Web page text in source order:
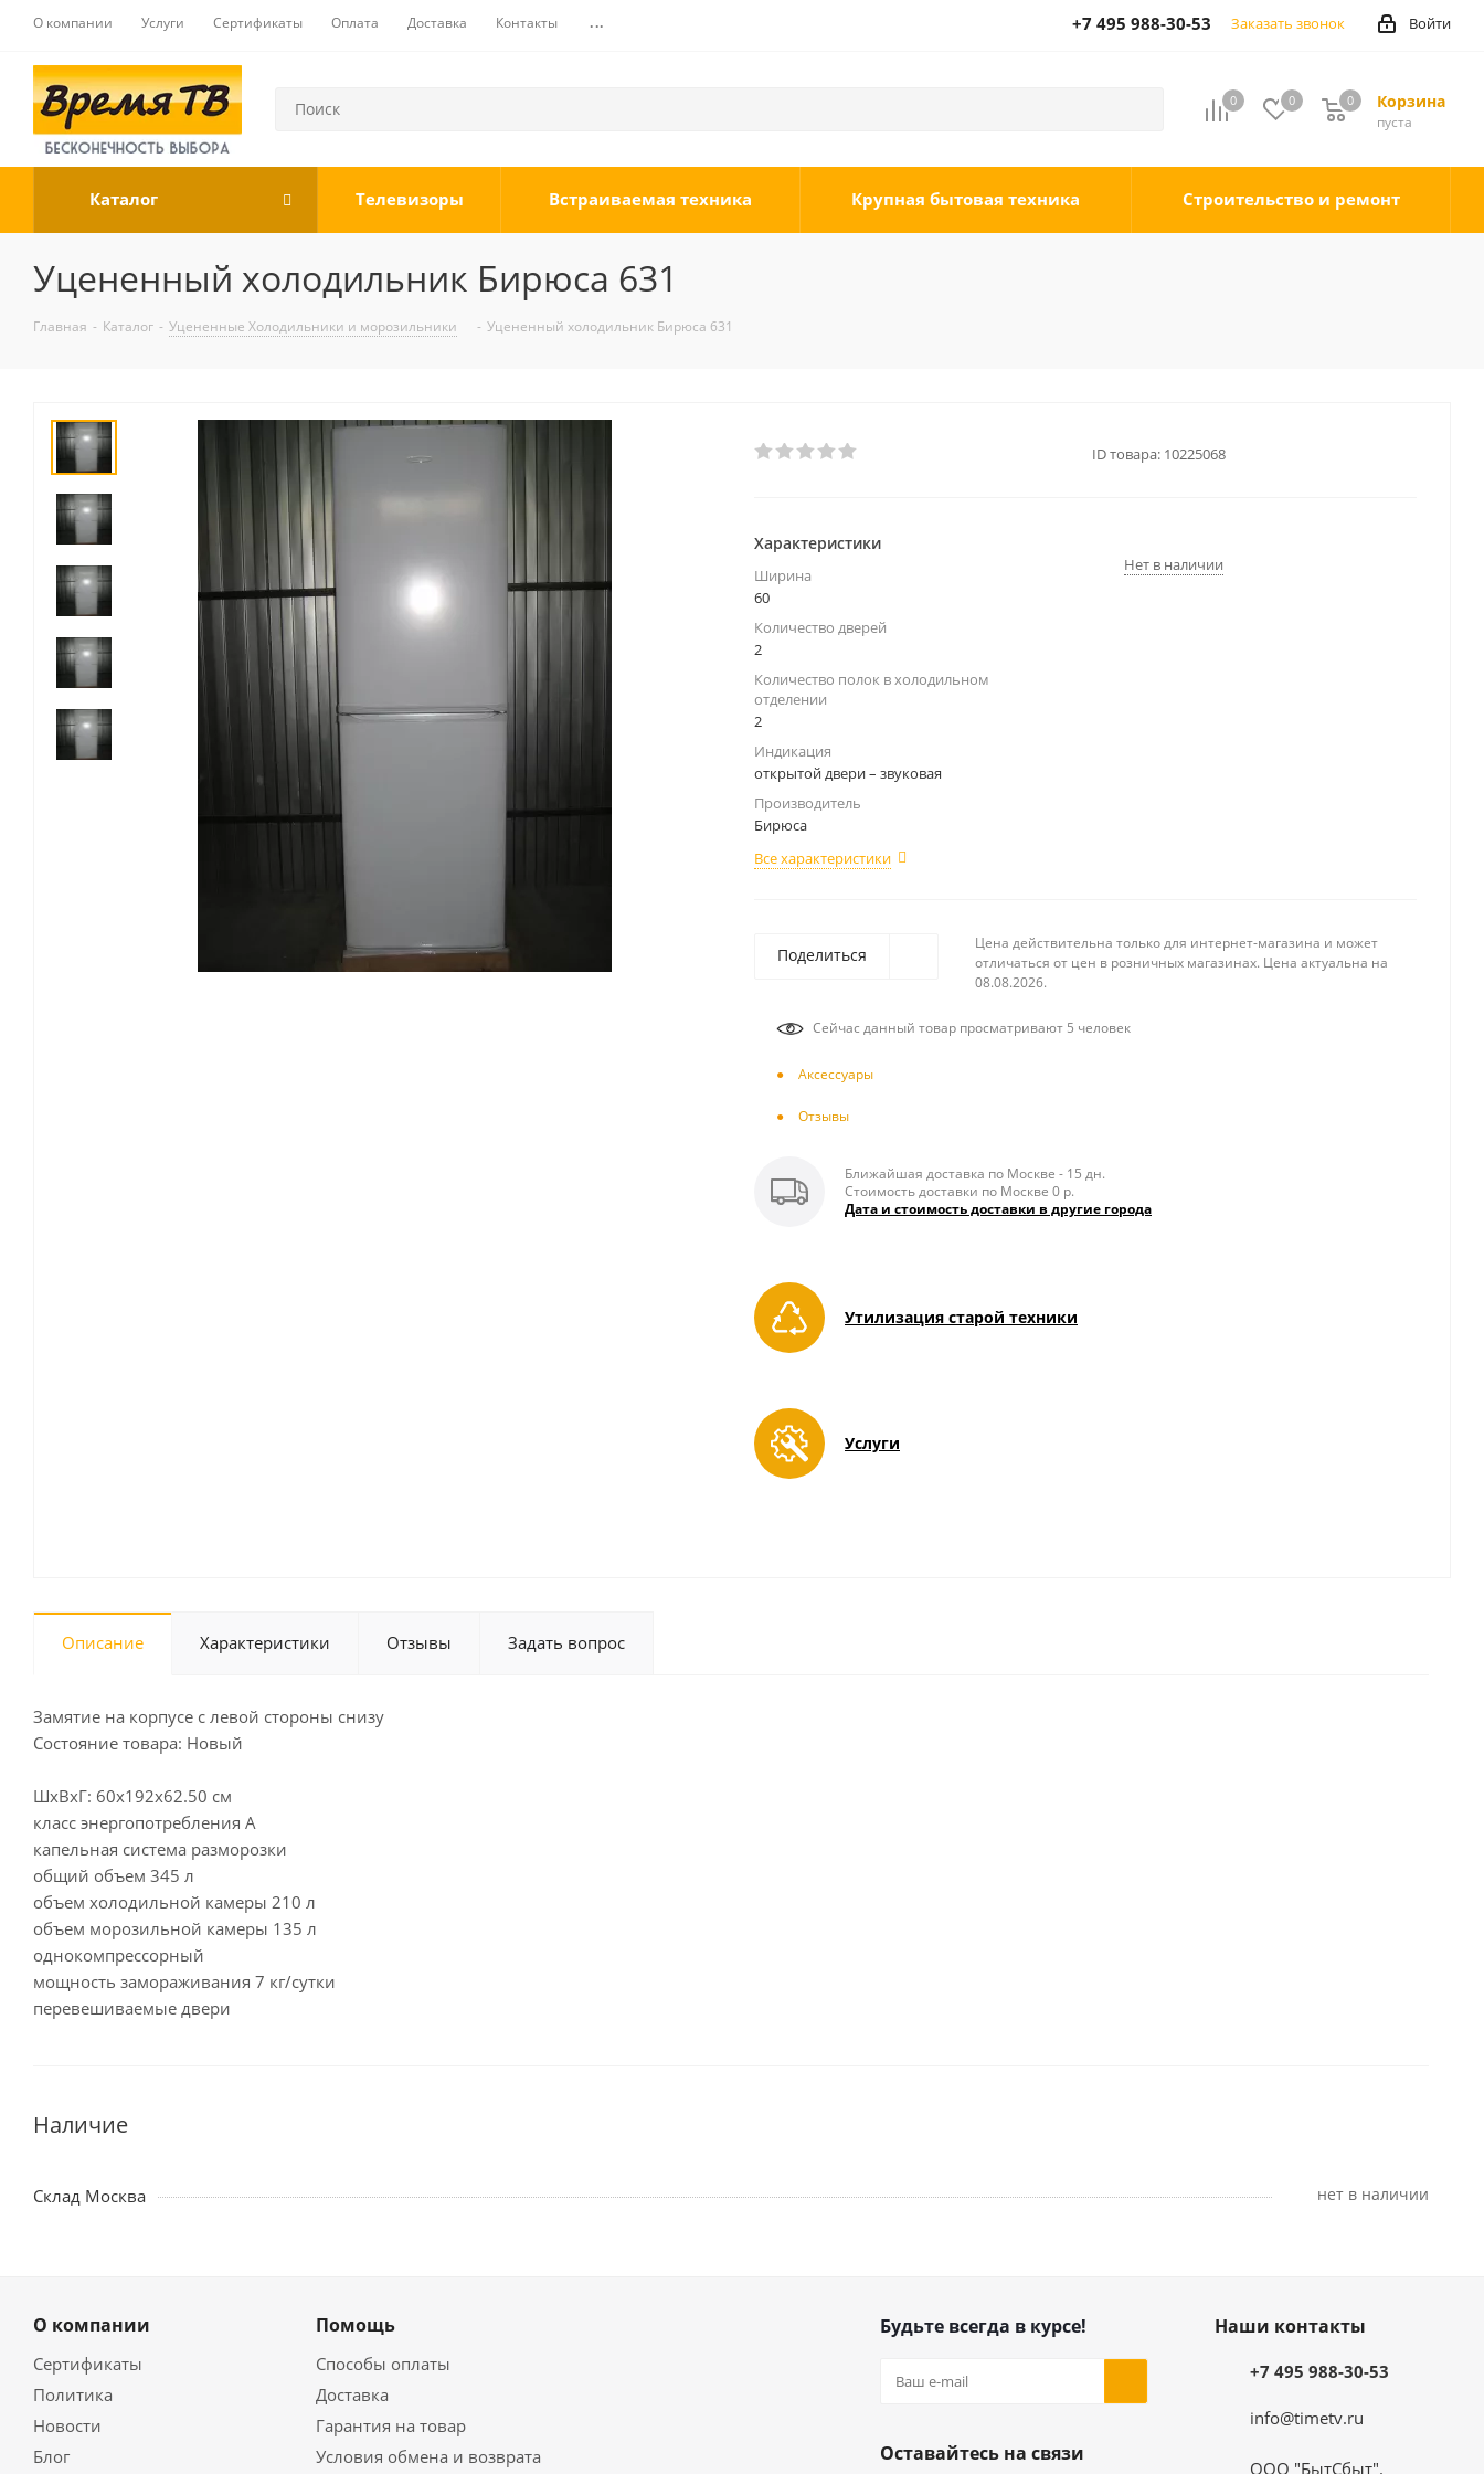
О компании Услуги Сертификаты Оплата Доставка Контакты ... Войти
+7 495 988-30-53 Заказать звонок
0 0 Корзина
0
пуста
0
Каталог Телевизоры Встраиваемая техника Крупная бытовая техника Строительство и ремонт
Уцененный холодильник Бирюса 631
Главная - Каталог - Уцененные Холодильники и морозильники - Уцененный холодильник Бирюса 631
ID товара: 10225068
Характеристики
Ширина
60
Количество дверей
2
Количество полок в холодильном
отделении
2
Индикация
открытой двери – звуковая
Производитель
Бирюса
Все характеристики
Нет в наличии
Поделиться
Цена действительна только для интернет-магазина и может
отличаться от цен в розничных магазинах. Цена актуальна на
08.08.2026.
Сейчас данный товар просматривают 5 человек
Аксесcуары
Отзывы
Ближайшая доставка по Москве - 15 дн.
Стоимость доставки по Москве 0 р.
Дата и стоимость доставки в другие города
Утилизация старой техники
Услуги
Описание Характеристики Отзывы Задать вопрос
Замятие на корпусе с левой стороны снизу
Состояние товара: Новый
ШхВхГ: 60х192х62.50 см
класс энергопотребления A
капельная система разморозки
общий объем 345 л
объем холодильной камеры 210 л
объем морозильной камеры 135 л
однокомпрессорный
мощность замораживания 7 кг/сутки
перевешиваемые двери
Наличие
Склад Москва Нет в наличии
О компании
Сертификаты
Политика
Новости
Блог
Помощь
Способы оплаты
Доставка
Гарантия на товар
Условия обмена и возврата
Будьте всегда в курсе!
Оставайтесь на связи
Наши контакты
+7 495 988-30-53
info@timetv.ru
ООО "БытСбыт".